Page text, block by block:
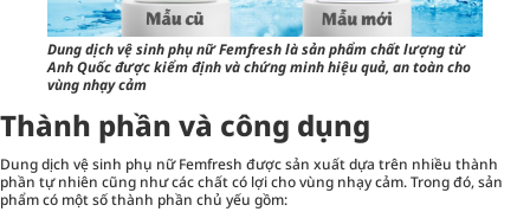
Dung dịch vệ sinh phụ nữ Femfresh là sản phẩm chất lượng từ
Anh Quốc được kiểm định và chứng minh hiệu quả, an toàn cho
vùng nhạy cảm
Thành phần và công dụng
Dung dịch vệ sinh phụ nữ Femfresh được sản xuất dựa trên nhiều thành
phần tự nhiên cũng như các chất có lợi cho vùng nhạy cảm. Trong đó, sản
phẩm có một số thành phần chủ yếu gồm: